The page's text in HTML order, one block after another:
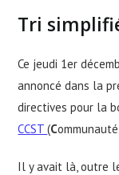
Tri
Ce jeudi 1er
annoncé dans la
directives pour la
CCST(C
Il y avait là, outre